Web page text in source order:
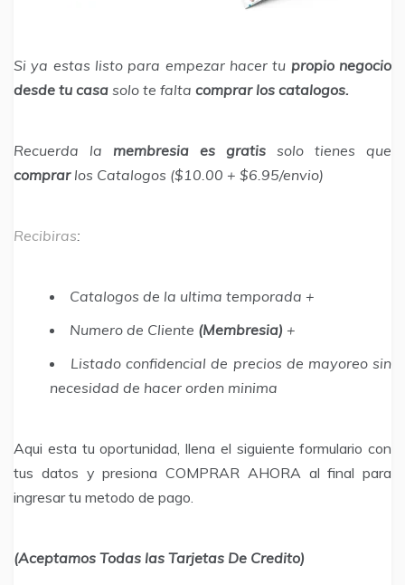
Si ya estas listo para empezar hacer tu propio negocio
desde tu casa solo te falta comprar los catalogos.
Recuerda la membresia es gratis solo tienes que
comprarlos Catalogos ($10.00 + $6.95/envio)
Recibiras:
Catalogos de la ultima temporada +
Numero de Cliente (Membresia) +
Listado confidencial de precios de mayoreo sin
necesidad de hacer orden minima
Aqui esta tu oportunidad, llena el siguiente formulario con
tus datos y presiona COMPRAR AHORA al final para
ingresar tu metodo de pago.
(Aceptamos Todas las Tarjetas De Credito)